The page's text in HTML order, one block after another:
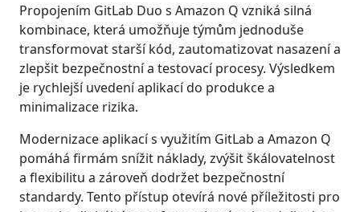
Propojením GitLab Duo s Amazon Q vzniká silná
kombinace, která umožňuje týmům jednoduše
transformovat starší kód, zautomatizovat nasazení a
zlepšit bezpečnostní a testovací procesy. Výsledkem
je rychlejší uvedení aplikací do produkce a
minimalizace rizika.
Modernizace aplikací s využitím GitLab a Amazon Q
pomáhá firmám snížit náklady, zvýšit škálovatelnost
a flexibilitu a zároveň dodržet bezpečnostní
standardy. Tento přístup otevírá nové příležitosti pro